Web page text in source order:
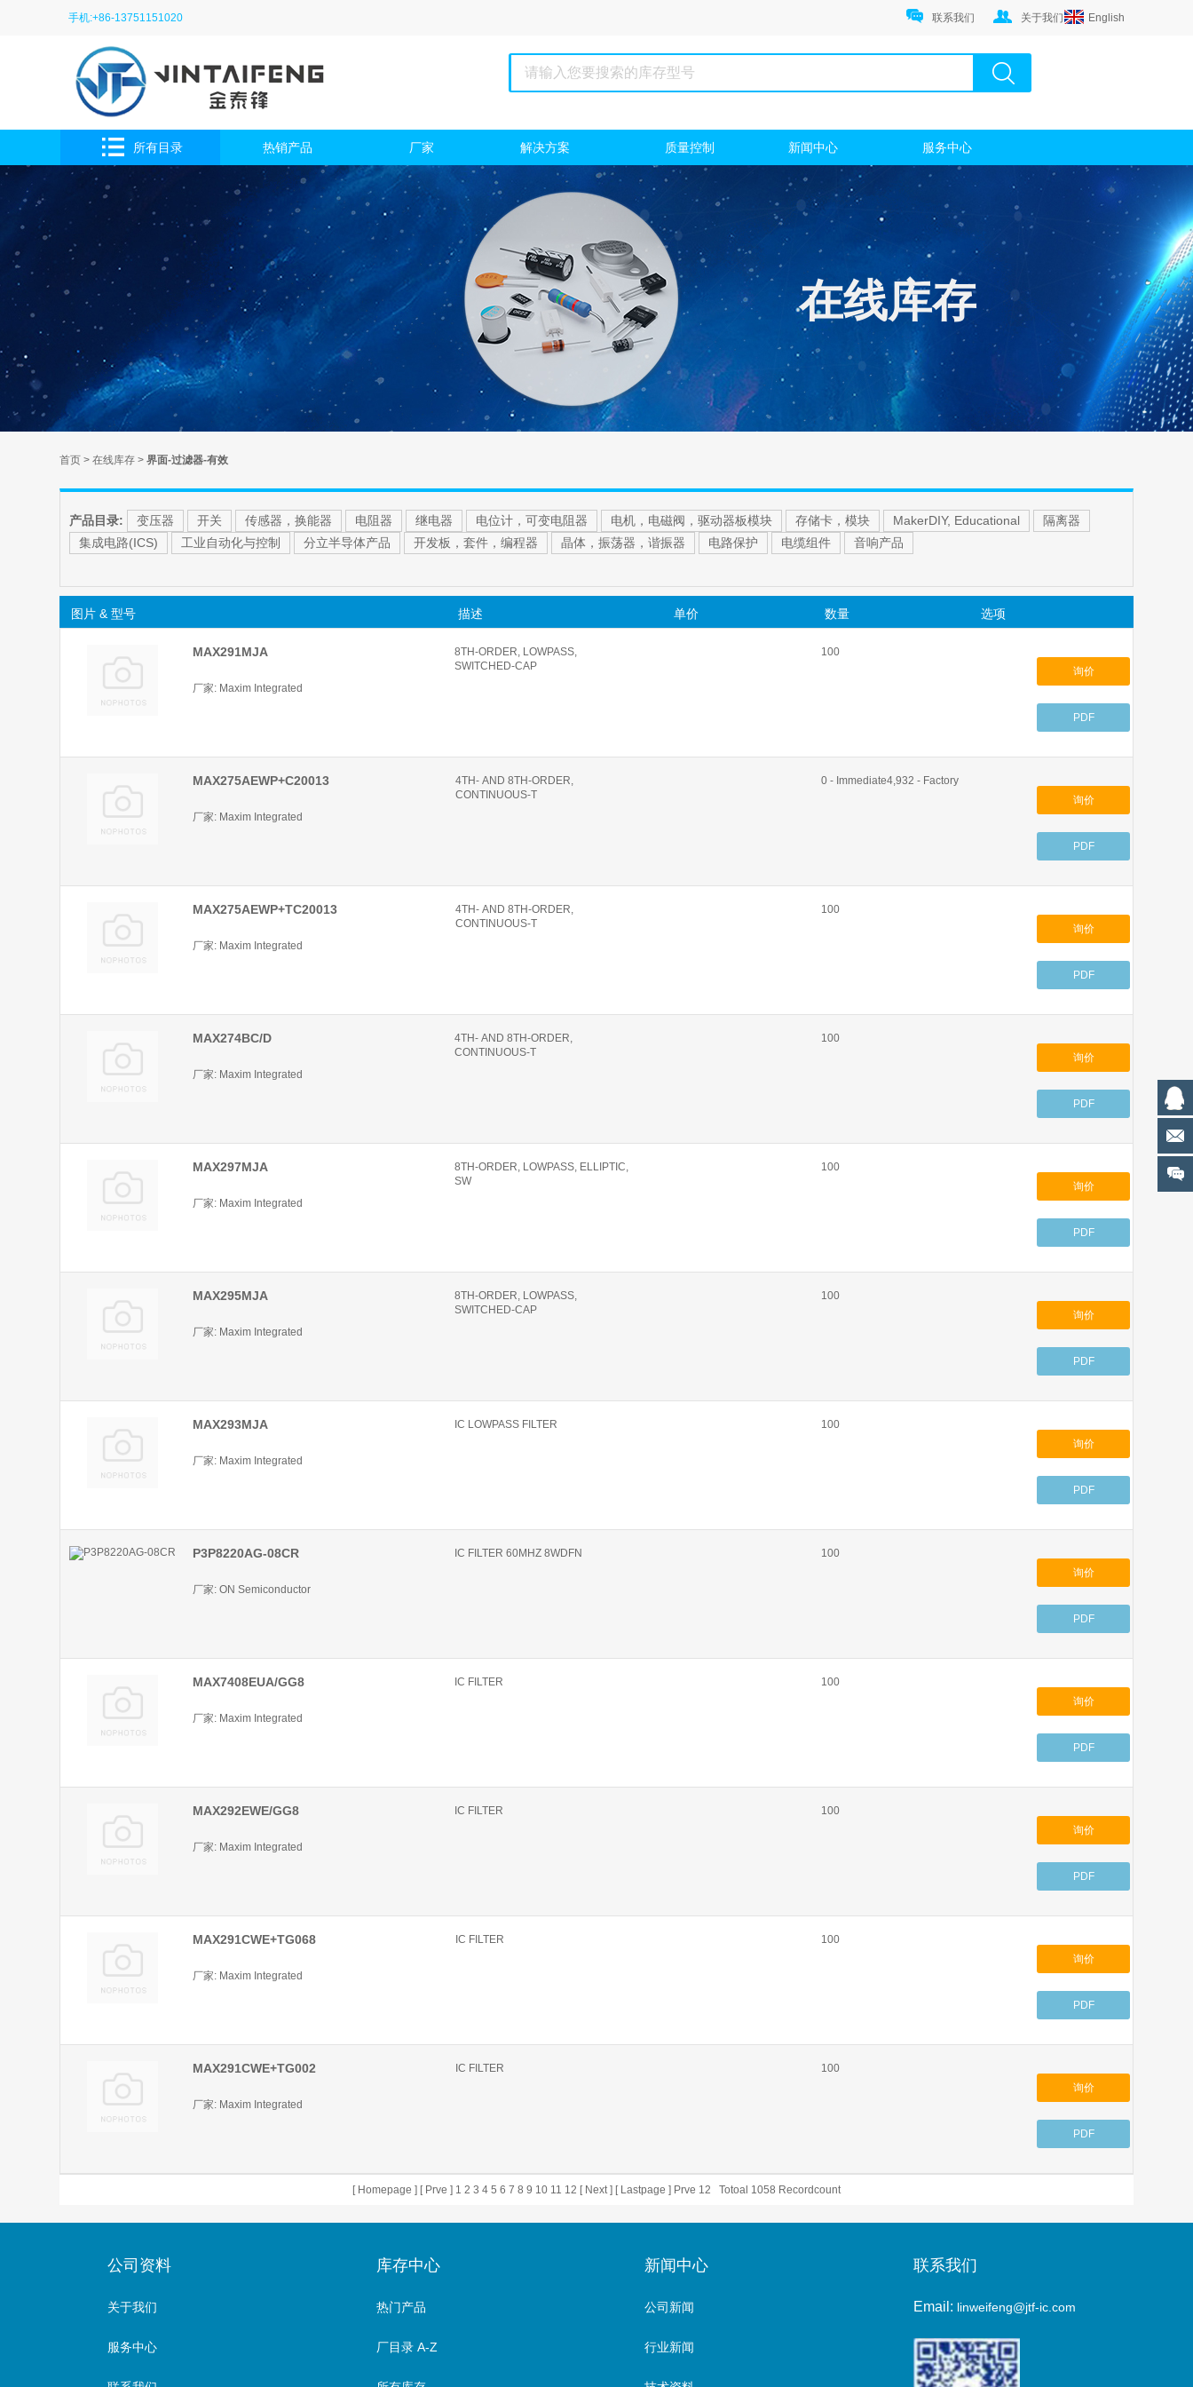
手机:+86-13751151020 联系我们 关于我们 English
所有目录 热销产品 厂家 解决方案 质量控制 新闻中心 服务中心
在线库存
首页 > 在线库存 > 界面-过滤器-有效
产品目录: 变压器 开关 传感器，换能器 电阻器 继电器 电位计，可变电阻器 电机，电磁阀，驱动器板模块 存储卡，模块 MakerDIY, Educational
隔离器
集成电路(ICS)
工业自动化与控制 分立半导体产品 开发板，套件，编程器 晶体，振荡器，谐振器 电路保护 电缆组件 音响产品
图片 & 型号 描述 单价 数量 选项
MAX291MJA
厂家: Maxim Integrated
8TH-ORDER, LOWPASS,
SWITCHED-CAP
100
询价
PDF
MAX275AEWP+C20013
厂家: Maxim Integrated
4TH- AND 8TH-ORDER,
CONTINUOUS-T
0 - Immediate4,932 - Factory
询价
PDF
MAX275AEWP+TC20013
厂家: Maxim Integrated
4TH- AND 8TH-ORDER,
CONTINUOUS-T
100
询价
PDF
MAX274BC/D
厂家: Maxim Integrated
4TH- AND 8TH-ORDER,
CONTINUOUS-T
100
询价
PDF
MAX297MJA
厂家: Maxim Integrated
8TH-ORDER, LOWPASS, ELLIPTIC,
SW
100
询价
PDF
MAX295MJA
厂家: Maxim Integrated
8TH-ORDER, LOWPASS,
SWITCHED-CAP
100
询价
PDF
MAX293MJA
厂家: Maxim Integrated
IC LOWPASS FILTER
100
询价
PDF
P3P8220AG-08CR
厂家: ON Semiconductor
IC FILTER 60MHZ 8WDFN
100
询价
PDF
MAX7408EUA/GG8
厂家: Maxim Integrated
IC FILTER
100
询价
PDF
MAX292EWE/GG8
厂家: Maxim Integrated
IC FILTER
100
询价
PDF
MAX291CWE+TG068
厂家: Maxim Integrated
IC FILTER
100
询价
PDF
MAX291CWE+TG002
厂家: Maxim Integrated
IC FILTER
100
询价
PDF
[ Homepage ] [ Prve ] 1 2 3 4 5 6 7 8 9 10 11 12 [ Next] [ Lastpage ] Prve 12 Totoal 1058 Recordcount
公司资料
关于我们
服务中心
库存中心
热门产品
厂目录 A-Z
新闻中心
公司新闻
行业新闻
联系我们
Email: linweifeng@jtf-ic.com